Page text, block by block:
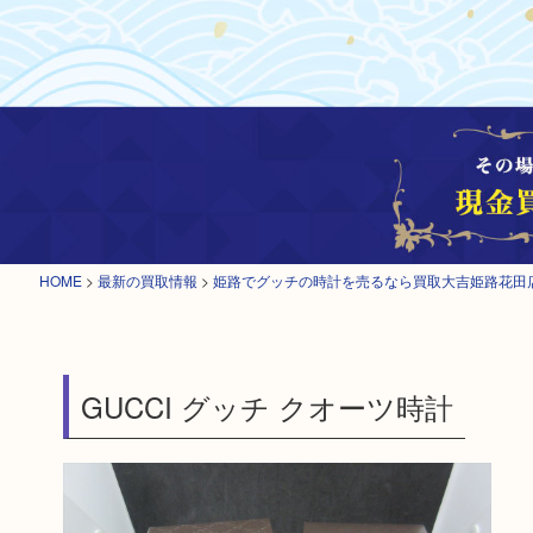
HOME > 最新の買取情報 > 姫路でグッチの時計を売るなら買取大吉姫路花田
GUCCI グッチ クオーツ時計